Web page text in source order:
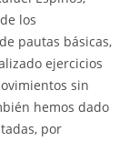
los
pautas básicas,
ejercicios
sin
hemos dado
por